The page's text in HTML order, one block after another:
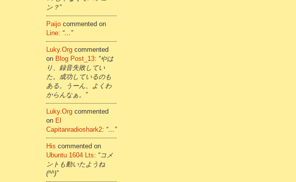
ン？”
Paijo commented on
Line: “…”
Luky.org commented
on Blog Post_13: “やは
り、録音失敗してい
た。成功しているのも
ある。うーん、よくわ
からんなぁ。”
Luky.org commented
on El
Capitanradioshark2: “…”
His commented on
Ubuntu 1604 Lts: “コメ
ントも動いたようね
(^^)”